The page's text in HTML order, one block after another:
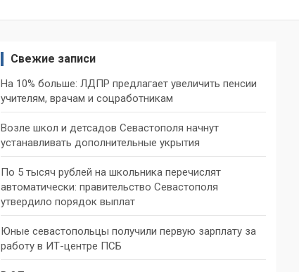
Свежие записи
На 10% больше: ЛДПР предлагает увеличить пенсии
учителям, врачам и соцработникам
Возле школ и детсадов Севастополя начнут
устанавливать дополнительные укрытия
По 5 тысяч рублей на школьника перечислят
автоматически: правительство Севастополя
утвердило порядок выплат
Юные севастопольцы получили первую зарплату за
работу в ИТ-центре ПСБ